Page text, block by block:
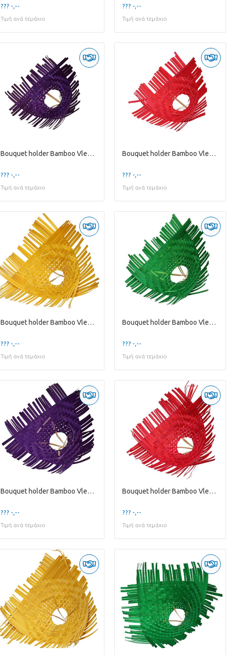
??? -,--
Τιμή ανά τεμάχιο
??? -,--
Τιμή ανά τεμάχιο
Bouquet holder Bamboo Vlecht D25cm
??? -,--
Τιμή ανά τεμάχιο
Bouquet holder Bamboo Vlecht D25cm
??? -,--
Τιμή ανά τεμάχιο
Bouquet holder Bamboo Vlecht D30cm
??? -,--
Τιμή ανά τεμάχιο
Bouquet holder Bamboo Vlecht D30cm
??? -,--
Τιμή ανά τεμάχιο
Bouquet holder Bamboo Vlecht D30cm
??? -,--
Τιμή ανά τεμάχιο
Bouquet holder Bamboo Vlecht D30cm
??? -,--
Τιμή ανά τεμάχιο